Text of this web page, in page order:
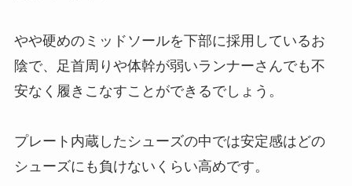
やや硬めのミッドソールを下部に採用しているお
陰で、足首周りや体幹が弱いランナーさんでも不
安なく履きこなすことができるでしょう。
プレート内蔵したシューズの中では安定感はどの
シューズにも負けないくらい高めです。